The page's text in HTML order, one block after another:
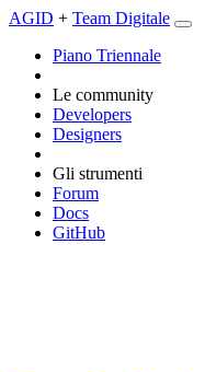
AGID + Team Digitale
Piano Triennale
Le community
Developers
Designers
Gli strumenti
Forum
Docs
GitHub